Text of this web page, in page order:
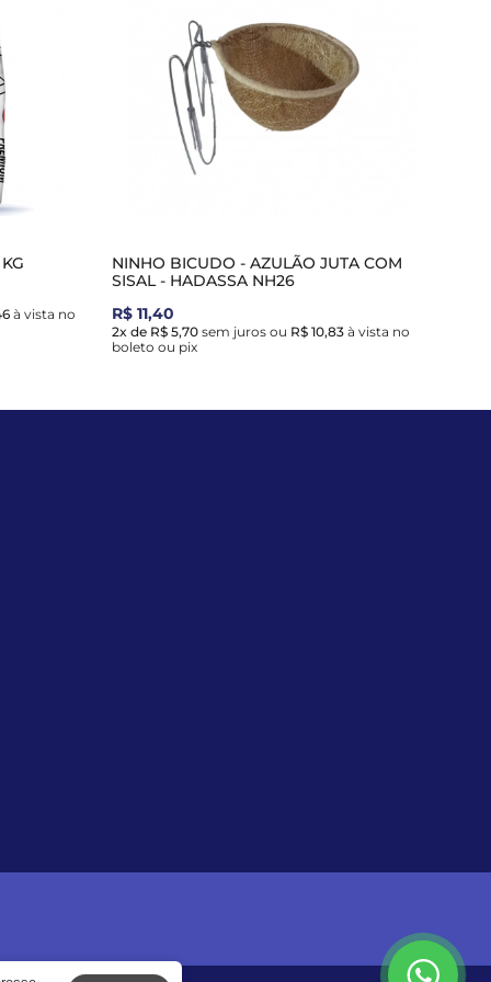
à vista no
NINHO BICUDO - AZULÃO JUTA COM
SISAL - HADASSA NH26
R$ 11,40
2x de R$ 5,70 sem juros ou R$ 10,83 à vista no
boleto ou pix